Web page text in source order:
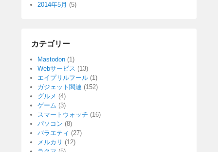
2014年5月 (5)
カテゴリー
Mastodon (1)
Webサービス (13)
エイプリルフール (1)
ガジェット関連 (152)
グルメ (4)
ゲーム (3)
スマートウォッチ (16)
パソコン (8)
バラエティ (27)
メルカリ (12)